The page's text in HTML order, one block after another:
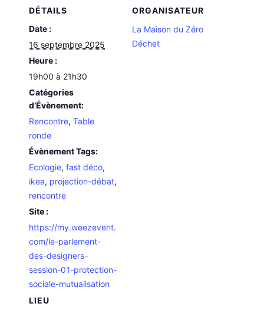
DÉTAILS
Date :
16 septembre 2025
Heure :
19h00 à 21h30
Catégories
d’Évènement:
Rencontre,Table
ronde
Évènement Tags:
Ecologie,fast déco,
ikea, projection-débat,
rencontre
Site :
https://my.weezevent.
com/le-parlement-
des-designers-
session-01-protection-
sociale-mutualisation
LIEU
ORGANISATEUR
La Maison du Zéro
Déchet